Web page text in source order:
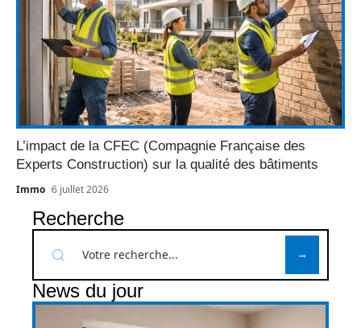
L’impact de la CFEC (Compagnie Française des
Experts Construction) sur la qualité des bâtiments
Immo 6 juillet 2026
Recherche
News du jour